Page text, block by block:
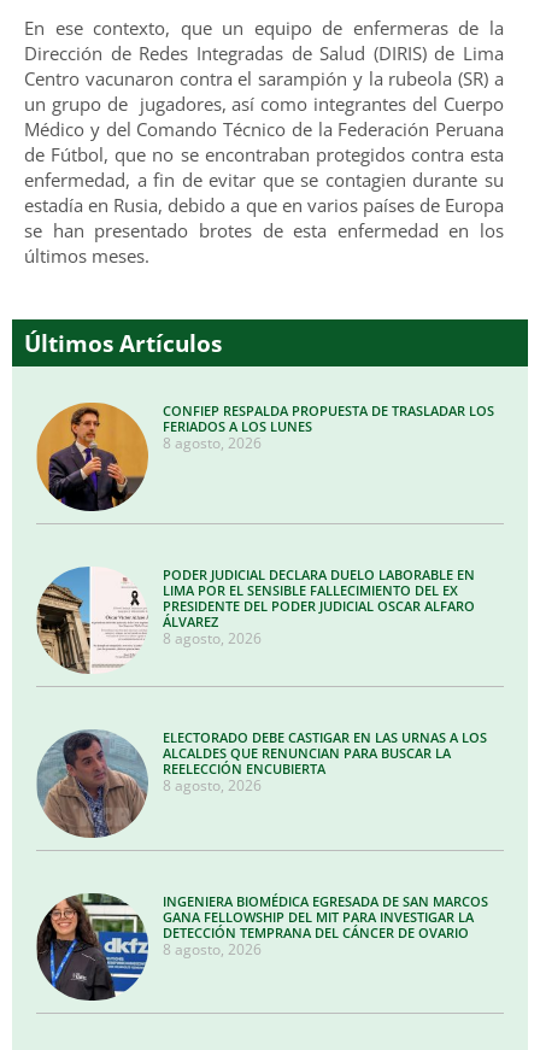
En ese contexto, que un equipo de enfermeras de la
Dirección de Redes Integradas de Salud (DIRIS) de Lima
Centro vacunaron contra el sarampión y la rubeola (SR) a
un grupo de jugadores, así como integrantes del Cuerpo
Médico y del Comando Técnico de la Federación Peruana
de Fútbol, que no se encontraban protegidos contra esta
enfermedad, a fin de evitar que se contagien durante su
estadía en Rusia, debido a que en varios países de Europa
se han presentado brotes de esta enfermedad en los
últimos meses.
Últimos Artículos
CONFIEP RESPALDA PROPUESTA DE TRASLADAR LOS
FERIADOS A LOS LUNES
8 agosto, 2026
PODER JUDICIAL DECLARA DUELO LABORABLE EN
LIMA POR EL SENSIBLE FALLECIMIENTO DEL EX
PRESIDENTE DEL PODER JUDICIAL OSCAR ALFARO
ÁLVAREZ
8 agosto, 2026
ELECTORADO DEBE CASTIGAR EN LAS URNAS A LOS
ALCALDES QUE RENUNCIAN PARA BUSCAR LA
REELECCIÓN ENCUBIERTA
8 agosto, 2026
INGENIERA BIOMÉDICA EGRESADA DE SAN MARCOS
GANA FELLOWSHIP DEL MIT PARA INVESTIGAR LA
DETECCIÓN TEMPRANA DEL CÁNCER DE OVARIO
8 agosto, 2026